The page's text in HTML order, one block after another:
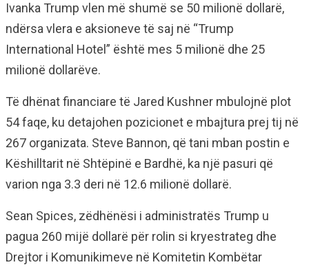
Ivanka Trump vlen më shumë se 50 milionë dollarë,
ndërsa vlera e aksioneve të saj në “Trump
International Hotel” është mes 5 milionë dhe 25
milionë dollarëve.
Të dhënat financiare të Jared Kushner mbulojnë plot
54 faqe, ku detajohen pozicionet e mbajtura prej tij në
267 organizata. Steve Bannon, që tani mban postin e
Këshilltarit në Shtëpinë e Bardhë, ka një pasuri që
varion nga 3.3 deri në 12.6 milionë dollarë.
Sean Spices, zëdhënësi i administratës Trump u
pagua 260 mijë dollarë për rolin si kryestrateg dhe
Drejtor i Komunikimeve në Komitetin Kombëtar